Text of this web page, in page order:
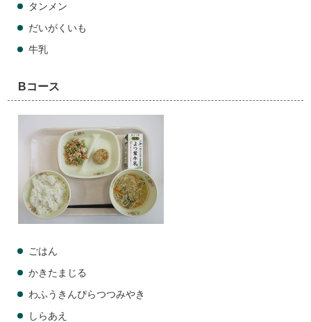
タンメン
だいがくいも
牛乳
Bコース
ごはん
かきたまじる
わふうきんぴらつつみやき
しらあえ